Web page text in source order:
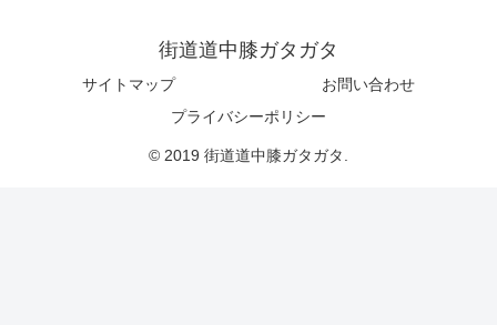
街道道中膝ガタガタ
サイトマップ
お問い合わせ
プライバシーポリシー
© 2019 街道道中膝ガタガタ.